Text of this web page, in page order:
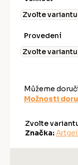
Provedení
Můžeme
Možnosti
Zvolte
Značka: